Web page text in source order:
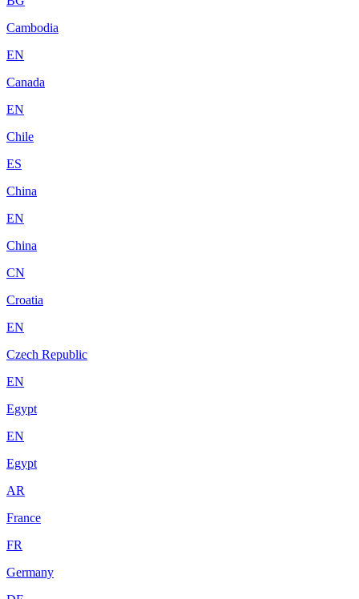
Cambodia
EN
Canada
EN
Chile
ES
China
EN
China
CN
Croatia
EN
Czech Republic
EN
Egypt
EN
Egypt
AR
France
FR
Germany